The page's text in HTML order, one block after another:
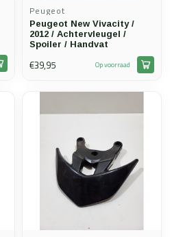
Peugeot
Peugeot New Vivacity /
2012 / Achtervleugel /
Spoiler / Handvat
€39,95 Op voorraad